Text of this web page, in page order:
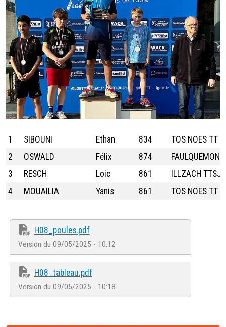
1 SIBOUNI Ethan 834
TOS NOES TT
2
OSWALD Félix 874
3
RESCH Loic 861
ILLZACH TTSJB
4
MOUAILIA Yanis 861 TOS NOES TT
H08_poules.pdf
Version du 09/05/2025 - 10:12
H08_tableau.pdf
Version du 09/05/2025 - 10:18